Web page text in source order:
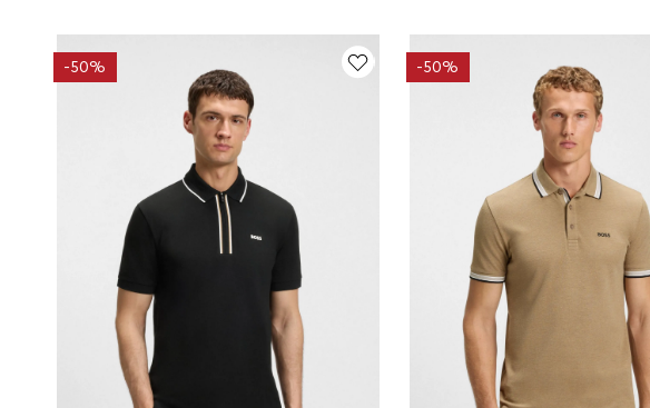
-50% -50%